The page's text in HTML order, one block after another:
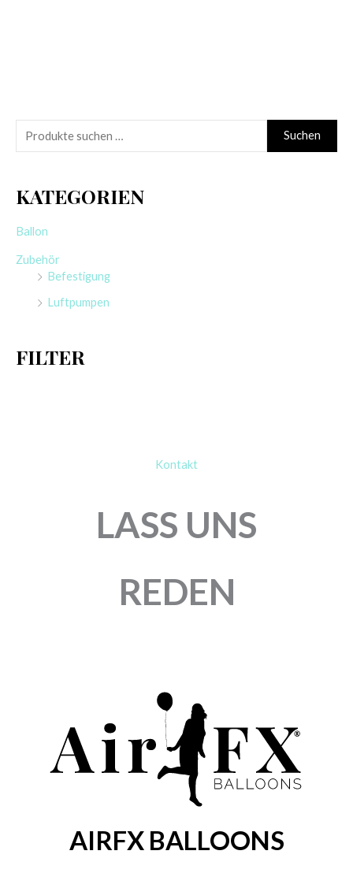
u
h
n
Suchen
KATEGORIEN
Ballon
Zubehör
Befestigung
Luftpumpen
FILTER
Kontakt
LASS UNS
REDEN
AIRFX BALLOONS